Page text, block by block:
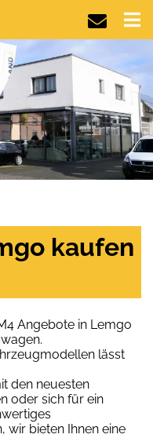
kaufen
Angebote in Lemgo
lässt
den neuesten
oder sich für ein
wir bieten Ihnen eine